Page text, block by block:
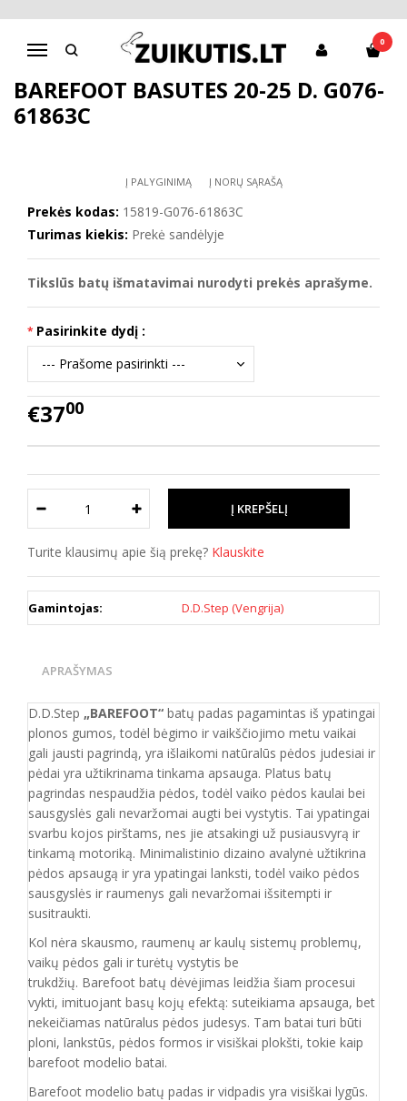
Navigacija
0
Pagrindinis
D.D.Step batai mergaitėms
Barefoot basutės 20-25 d. G076-61863C
BAREFOOT BASUTĖS 20-25 D. G076-
61863C
Į PALYGINIMĄ Į NORŲ SĄRAŠĄ
Prekės kodas: 15819-G076-61863C
Turimas kiekis: Prekė sandėlyje
Tikslūs batų išmatavimai nurodyti prekės aprašyme.
Pasirinkite dydį :
€3700
Turite klausimų apie šią prekę? Klauskite
Gamintojas: D.D.Step (Vengrija)
APRAŠYMAS
D.D.Step „BAREFOOT“ batų padas pagamintas iš ypatingai
plonos gumos, todėl bėgimo ir vaikščiojimo metu vaikai
gali jausti pagrindą, yra išlaikomi natūralūs pėdos judesiai ir
pėdai yra užtikrinama tinkama apsauga. Platus batų
pagrindas nespaudžia pėdos, todėl vaiko pėdos kaulai bei
sausgyslės gali nevaržomai augti bei vystytis. Tai ypatingai
svarbu kojos pirštams, nes jie atsakingi už pusiausvyrą ir
tinkamą motoriką. Minimalistinio dizaino avalynė užtikrina
pėdos apsaugą ir yra ypatingai lanksti, todėl vaiko pėdos
sausgyslės ir raumenys gali nevaržomai išsitempti ir
susitraukti.
Kol nėra skausmo, raumenų ar kaulų sistemų problemų,
vaikų pėdos gali ir turėtų vystytis be
trukdžių. Barefoot batų dėvėjimas leidžia šiam procesui
vykti, imituojant basų kojų efektą: suteikiama apsauga, bet
nekeičiamas natūralus pėdos judesys. Tam batai turi būti
ploni, lankstūs, pėdos formos ir visiškai plokšti, tokie kaip
barefoot modelio batai.
Barefoot modelio batų padas ir vidpadis yra visiškai lygūs.